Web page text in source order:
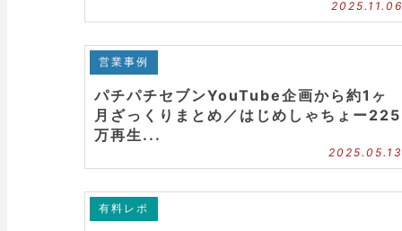
2025.11.06
営業事例
パチパチセブンYouTube企画から約1ヶ
月ざっくりまとめ／はじめしゃちょー225
万再生...
2025.05.13
有料レポ